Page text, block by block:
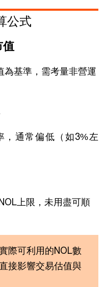
公式
值
為基準，需考量非營運
，通常偏低（如3%左
上限，未用盡可順
際可利用的NOL數
接影響交易估值與